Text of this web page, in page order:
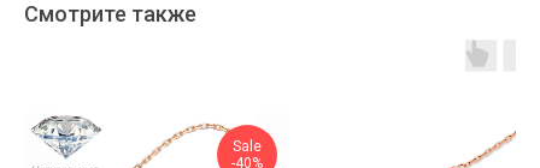
Смотрите также
Sale
-40%